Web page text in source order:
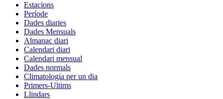
Estacions
Període
Dades diaries
Dades Mensuals
Almanac diari
Calendari diari
Calendari mensual
Dades normals
Climatologia per un dia
Primers-Ultims
Llindars